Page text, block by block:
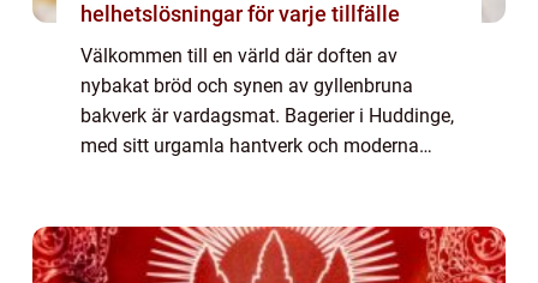
helhetslösningar för varje tillfälle
Välkommen till en värld där doften av
nybakat bröd och synen av gyllenbruna
bakverk är vardagsmat. Bagerier i Huddinge,
med sitt urgamla hantverk och moderna